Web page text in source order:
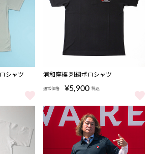
シャツ
ポロシャツ をもっと見る
完売
浦和座標 刺繍ポロシャツ
通常価格 ¥5,900 税込
浦和座標 刺繍ポロシャツ をもっ